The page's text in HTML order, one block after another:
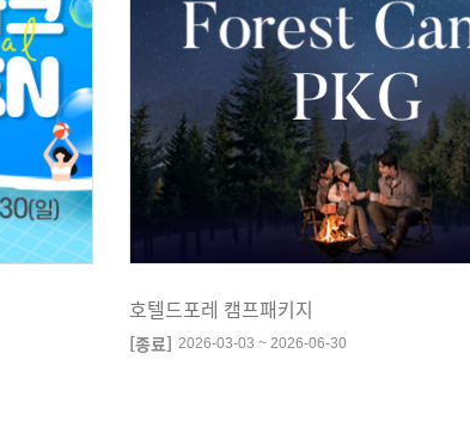
호텔드포레 캠프패키지
[종료] 2026-03-03 ~ 2026-06-30